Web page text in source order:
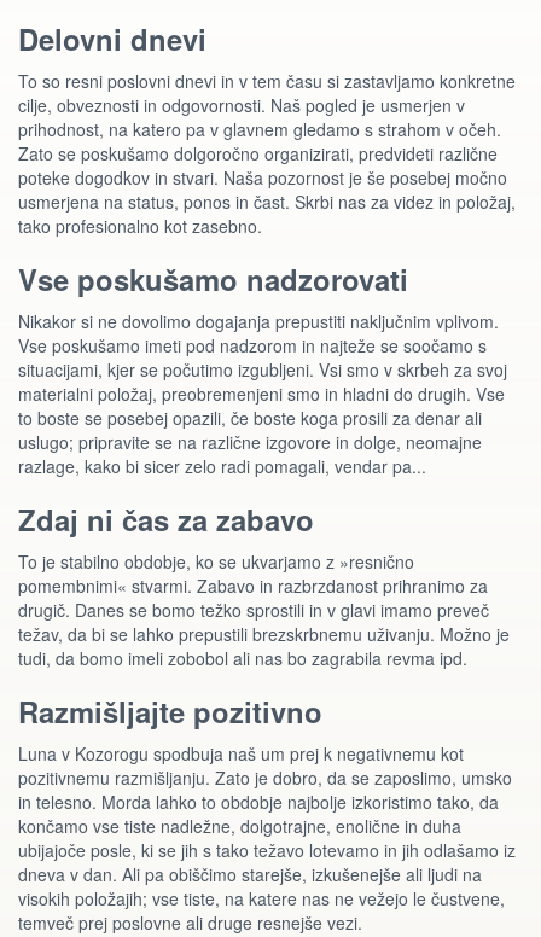
Delovni dnevi
To so resni poslovni dnevi in v tem času si zastavljamo konkretne
cilje, obveznosti in odgovornosti. Naš pogled je usmerjen v
prihodnost, na katero pa v glavnem gledamo s strahom v očeh.
Zato se poskušamo dolgoročno organizirati, predvideti različne
poteke dogodkov in stvari. Naša pozornost je še posebej močno
usmerjena na status, ponos in čast. Skrbi nas za videz in položaj,
tako profesionalno kot zasebno.
Vse poskušamo nadzorovati
Nikakor si ne dovolimo dogajanja prepustiti naključnim vplivom.
Vse poskušamo imeti pod nadzorom in najteže se soočamo s
situacijami, kjer se počutimo izgubljeni. Vsi smo v skrbeh za svoj
materialni položaj, preobremenjeni smo in hladni do drugih. Vse
to boste se posebej opazili, če boste koga prosili za denar ali
uslugo; pripravite se na različne izgovore in dolge, neomajne
razlage, kako bi sicer zelo radi pomagali, vendar pa...
Zdaj ni čas za zabavo
To je stabilno obdobje, ko se ukvarjamo z »resnično
pomembnimi« stvarmi. Zabavo in razbrzdanost prihranimo za
drugič. Danes se bomo težko sprostili in v glavi imamo preveč
težav, da bi se lahko prepustili brezskrbnemu uživanju. Možno je
tudi, da bomo imeli zobobol ali nas bo zagrabila revma ipd.
Razmišljajte pozitivno
Luna v Kozorogu spodbuja naš um prej k negativnemu kot
pozitivnemu razmišljanju. Zato je dobro, da se zaposlimo, umsko
in telesno. Morda lahko to obdobje najbolje izkoristimo tako, da
končamo vse tiste nadležne, dolgotrajne, enolične in duha
ubijajoče posle, ki se jih s tako težavo lotevamo in jih odlašamo iz
dneva v dan. Ali pa obiščimo starejše, izkušenejše ali ljudi na
visokih položajih; vse tiste, na katere nas ne vežejo le čustvene,
temveč prej poslovne ali druge resnejše vezi.